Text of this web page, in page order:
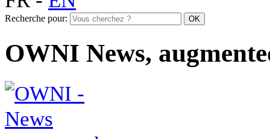
Recherche pour:
OWNI News,